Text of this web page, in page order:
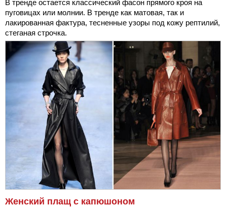
В тренде остается классический фасон прямого кроя на
пуговицах или молнии. В тренде как матовая, так и
лакированная фактура, тесненные узоры под кожу рептилий,
стеганая строчка.
Женский плащ с капюшоном